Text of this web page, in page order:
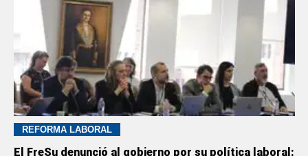
REFORMA LABORAL
El FreSu denunció al gobierno por su política laboral: